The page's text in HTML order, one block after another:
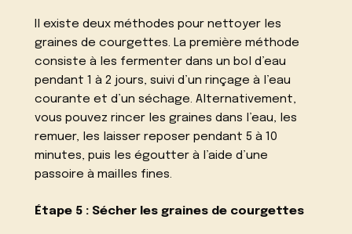
Il existe deux méthodes pour nettoyer les
graines de courgettes. La première méthode
consiste à les fermenter dans un bol d’eau
pendant 1 à 2 jours, suivi d’un rinçage à l’eau
courante et d’un séchage. Alternativement,
vous pouvez rincer les graines dans l’eau, les
remuer, les laisser reposer pendant 5 à 10
minutes, puis les égoutter à l’aide d’une
passoire à mailles fines.
Étape 5 : Sécher les graines de courgettes